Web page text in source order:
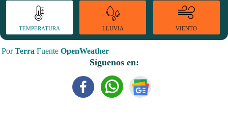
TEMPERATURA LLUVIA VIENTO
PorTerra Fuente OpenWeather
Síguenos en: